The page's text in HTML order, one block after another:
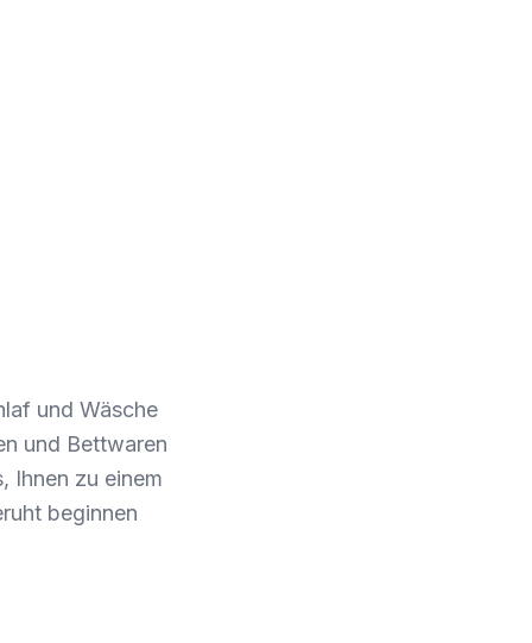
und Wäsche
und Bettwaren
Ihnen zu einem
beginnen